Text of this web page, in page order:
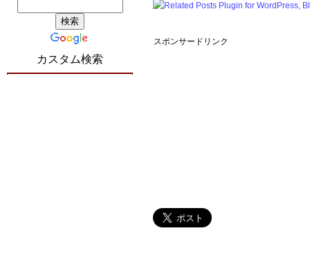
スポンサードリンク
カスタム検索